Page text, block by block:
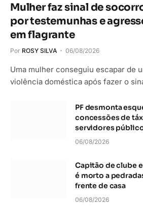
Mulher faz sinal de
por testemunhas e
em flagrante
Por ROSY SILVA 06/08/2026
Uma mulher conseguiu escapar de
violência doméstica após fazer o
PF desmonta
concessões de
servidores
06/08/2026
Capitão de clube
é morto a
frente de casa
06/08/2026